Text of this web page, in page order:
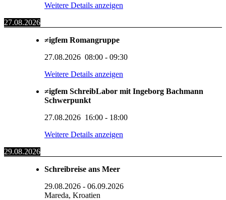
Weitere Details anzeigen
27.08.2026
≠igfem Romangruppe
27.08.2026 08:00 - 09:30
Weitere Details anzeigen
≠igfem SchreibLabor mit Ingeborg Bachmann
Schwerpunkt
27.08.2026 16:00 - 18:00
Weitere Details anzeigen
29.08.2026
Schreibreise ans Meer
29.08.2026 - 06.09.2026
Mareda, Kroatien